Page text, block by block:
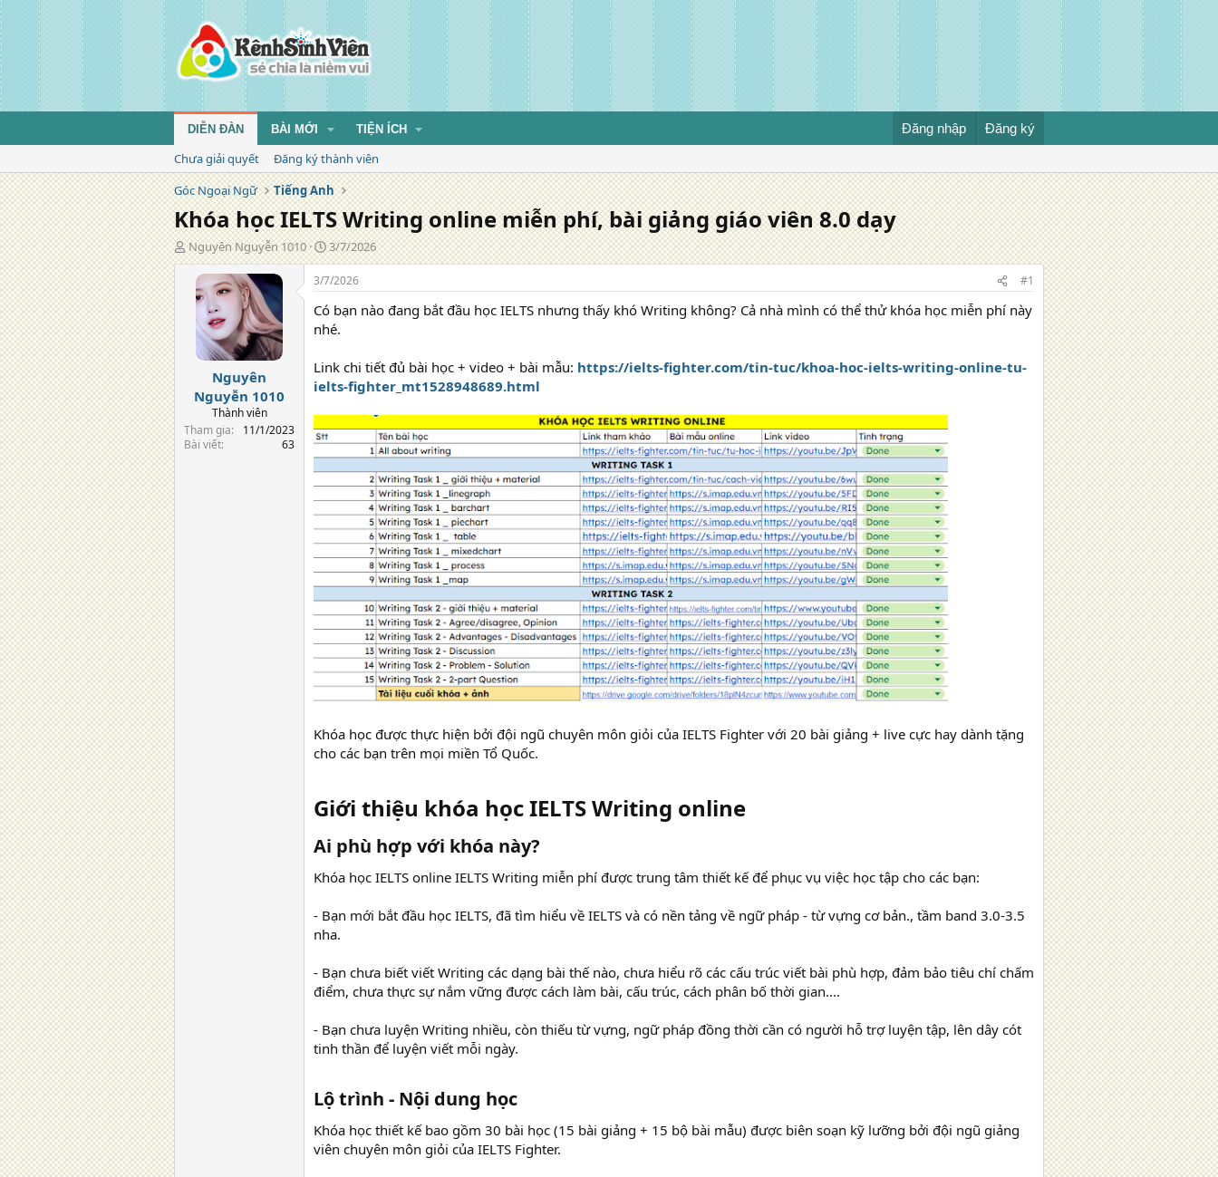
DIỄN ĐÀN BÀI MỚI TIỆN ÍCH Đăng nhập Đăng ký
Chưa giải quyết
Đăng ký thành viên
Góc Ngoại Ngữ
Tiếng Anh
Khóa học IELTS Writing online miễn phí, bài giảng giáo viên 8.0 dạy
T
á
Nguyên Nguyễn 1010
N
g
à
y
đ
ă
g
3/7/2026
Nguyên
Nguyễn 1010
Thành viên
Tham gia
11/1/2023
Bài viết
63
3/7/2026 #1
Có bạn nào đang bắt đầu học IELTS nhưng thấy khó Writing không? Cả nhà mình có thể thử khóa học miễn phí này
nhé.
Link chi tiết đủ bài học + video + bài mẫu: https://ielts-fighter.com/tin-tuc/khoa-hoc-ielts-writing-online-tu-
ielts-fighter_mt1528948689.html
Khóa học được thực hiện bởi đội ngũ chuyên môn giỏi của IELTS Fighter với 20 bài giảng + live cực hay dành tặng
cho các bạn trên mọi miền Tổ Quốc.
Giới thiệu khóa học IELTS Writing online
Ai phù hợp với khóa này?​
Khóa học IELTS online IELTS Writing miễn phí được trung tâm thiết kế để phục vụ việc học tập cho các bạn:
- Bạn mới bắt đầu học IELTS, đã tìm hiểu về IELTS và có nền tảng về ngữ pháp - từ vựng cơ bản., tầm band 3.0-3.5
nha.
- Bạn chưa biết viết Writing các dạng bài thế nào, chưa hiểu rõ các cấu trúc viết bài phù hợp, đảm bảo tiêu chí chấm
điểm, chưa thực sự nắm vững được cách làm bài, cấu trúc, cách phân bố thời gian....
- Bạn chưa luyện Writing nhiều, còn thiếu từ vựng, ngữ pháp đồng thời cần có người hỗ trợ luyện tập, lên dây cót
tinh thần để luyện viết mỗi ngày.
Lộ trình - Nội dung học​
Khóa học thiết kế bao gồm 30 bài học (15 bài giảng + 15 bộ bài mẫu) được biên soạn kỹ lưỡng bởi đội ngũ giảng
viên chuyên môn giỏi của IELTS Fighter.